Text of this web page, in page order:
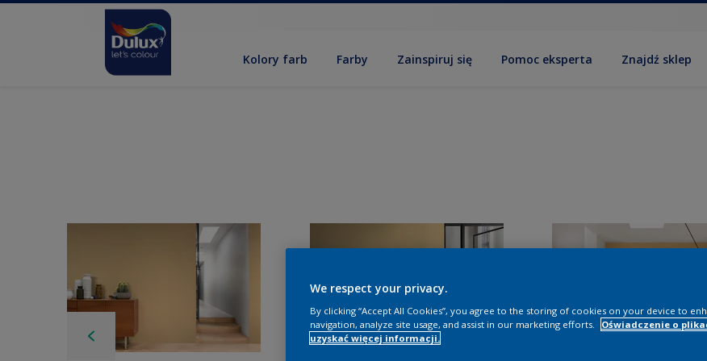
Kolory farb Farby Zainspiruj się Pomoc eksperta Znajdź sklep
We respect your privacy.
By clicking “Accept All Cookies”, you agree to the storing of cookies on your device to
navigation, analyze site usage, and assist in our marketing efforts.
Oświadczenie o
uzyskać więcej informacji.